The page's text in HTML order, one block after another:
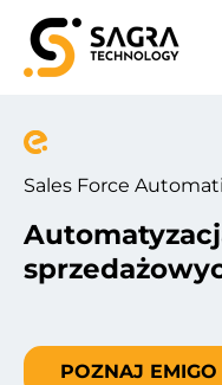
Sales Force
POZNAJ